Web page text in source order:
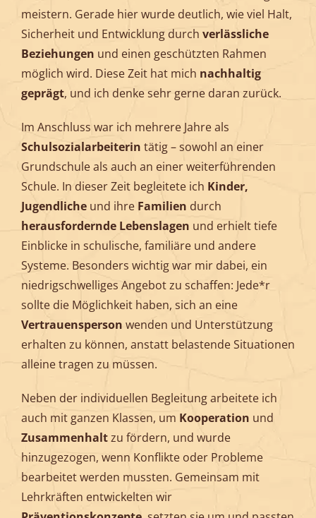
meistern. Gerade hier wurde deutlich, wie viel Halt,
Sicherheit und Entwicklung durch verlässliche
Beziehungen und einen geschützten Rahmen
möglich wird. Diese Zeit hat mich nachhaltig
geprägt, und ich denke sehr gerne daran zurück.
Im Anschluss war ich mehrere Jahre als
Schulsozialarbeiterin tätig – sowohl an einer
Grundschule als auch an einer weiterführenden
Schule. In dieser Zeit begleitete ich Kinder,
Jugendlicheund ihre Familien durch
herausfordernde Lebenslagen und erhielt tiefe
Einblicke in schulische, familiäre und andere
Systeme. Besonders wichtig war mir dabei, ein
niedrigschwelliges Angebot zu schaffen: Jede*r
sollte die Möglichkeit haben, sich an eine
Vertrauensperson wenden und Unterstützung
erhalten zu können, anstatt belastende Situationen
alleine tragen zu müssen.
Neben der individuellen Begleitung arbeitete ich
auch mit ganzen Klassen, um Kooperation und
Zusammenhaltzu fördern, und wurde
hinzugezogen, wenn Konflikte oder Probleme
bearbeitet werden mussten. Gemeinsam mit
Lehrkräften entwickelten wir